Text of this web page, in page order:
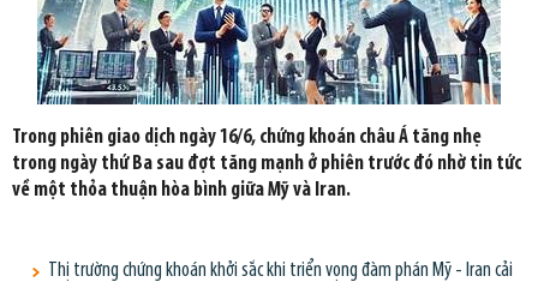
Trong phiên giao dịch ngày 16/6, chứng khoán châu Á tăng nhẹ
trong ngày thứ Ba sau đợt tăng mạnh ở phiên trước đó nhờ tin tức
về một thỏa thuận hòa bình giữa Mỹ và Iran.
Thị trường chứng khoán khởi sắc khi triển vọng đàm phán Mỹ - Iran cải